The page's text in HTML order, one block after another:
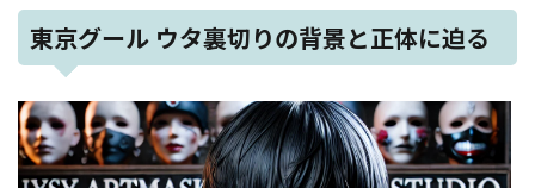
東京グール ウタ裏切りの背景と正体に迫る